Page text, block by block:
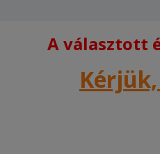
A választott